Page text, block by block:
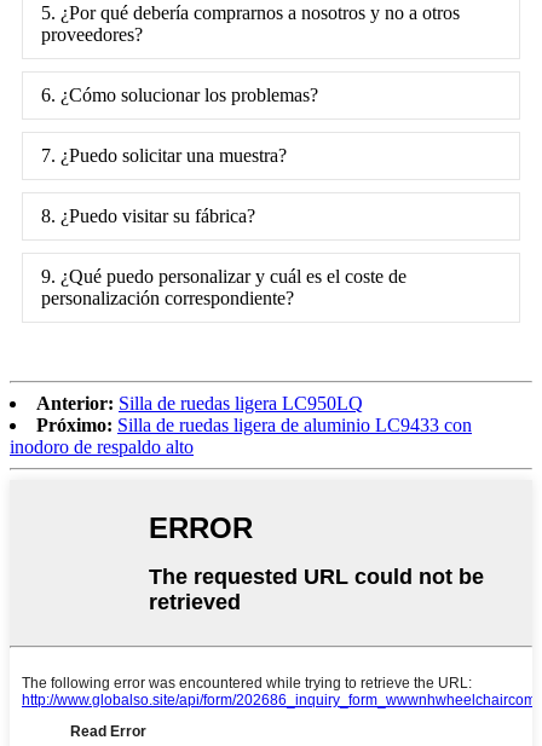
5. ¿Por qué debería comprarnos a nosotros y no a otros
proveedores?
6. ¿Cómo solucionar los problemas?
7. ¿Puedo solicitar una muestra?
8. ¿Puedo visitar su fábrica?
9. ¿Qué puedo personalizar y cuál es el coste de
personalización correspondiente?
Anterior: Silla de ruedas ligera LC950LQ
Próximo: Silla de ruedas ligera de aluminio LC9433 con
inodoro de respaldo alto